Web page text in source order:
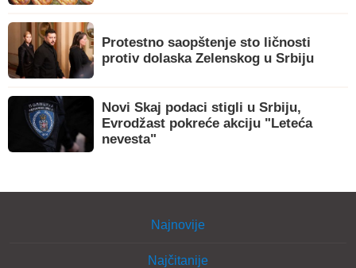
Protestno saopštenje sto ličnosti
protiv dolaska Zelenskog u Srbiju
Novi Skaj podaci stigli u Srbiju,
Evrodžast pokreće akciju "Leteća
nevesta"
Najnovije
Najčitanije